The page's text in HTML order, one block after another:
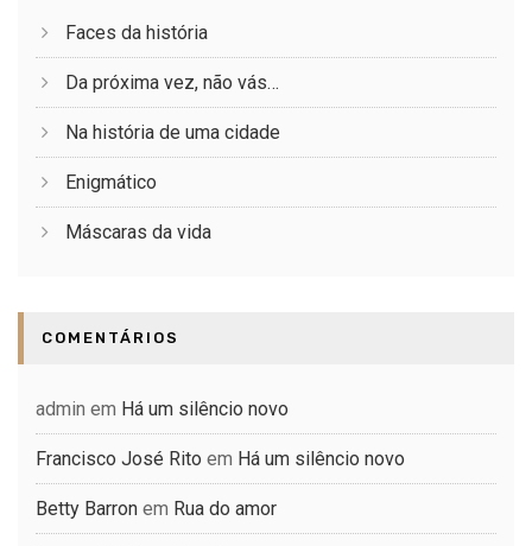
Faces da história
Da próxima vez, não vás…
Na história de uma cidade
Enigmático
Máscaras da vida
COMENTÁRIOS
admin em Há um silêncio novo
Francisco José Rito em Há um silêncio novo
Betty Barron em Rua do amor